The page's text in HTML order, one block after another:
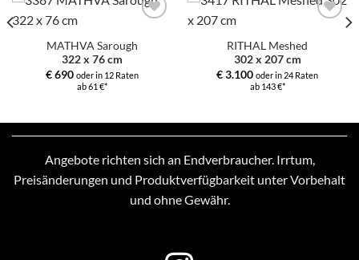
Auswahl
hinzufügen
MATHVA Sarough
322 x 76 cm
€690 oder in 12 Raten
ab 61 €*
Auswahl
hinzufügen
RITHAL Meshed
302 x 207 cm
€3.100 oder in 24 Raten
ab 143 €*
Angebote richten sich an Endverbraucher. Irrtum,
Preisänderungen und Produktverfügbarkeit unter Vorbehalt
und ohne Gewähr.